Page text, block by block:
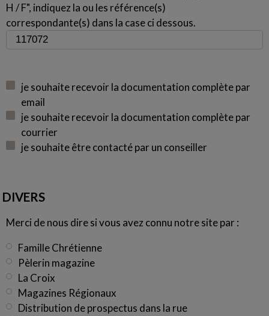
H / F", indiquez la ou les référence(s)
correspondante(s) dans la case ci dessous.
je souhaite recevoir la documentation complète par
email
je souhaite recevoir la documentation complète par
courrier
je souhaite être contacté par un conseiller
DIVERS
Merci de nous dire si vous avez connu notre site par :
Famille Chrétienne
Pèlerin magazine
La Croix
Magazines Régionaux
Distribution de prospectus dans la rue